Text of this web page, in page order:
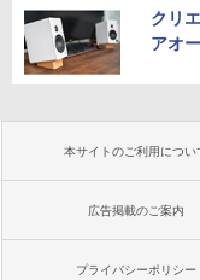
クリ
アオ
本サイトのご利用につい
広告掲載のご案内
プライバシーポリシー